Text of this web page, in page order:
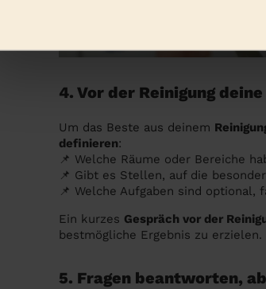
4. Vor der Reinigung
Um das Beste aus deinem
definieren:
📌 Welche Räume oder Bereiche
📌 Gibt es Stellen, auf die
📌 Welche Aufgaben sind optional,
Ein kurzes Gespräch vor der
bestmögliche Ergebnis zu erzielen.
5. Fragen beantworten,